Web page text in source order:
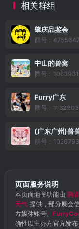
相关群组
肇庆品鉴会
群号：
中山的兽窝
群号：
Furry广东
群号：
群号：
页面服务说明
本页面地图功能由 腾
天气 提供，部分展会
方媒体账号、
确性以主办方官方发